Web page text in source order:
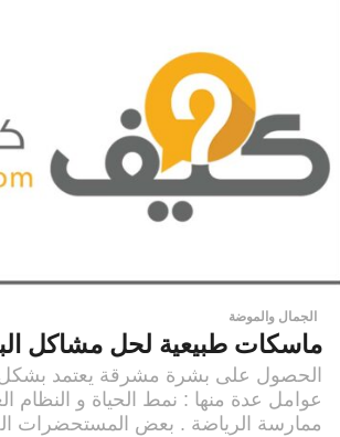
الجمال والموضة
ماسكات طبيعية لحل مشاكل
الحصول على بشرة مشرقة يعتمد
عوامل عدة منها : نمط الحياة و النظام
ممارسة الرياضة . بعض المستحضرات